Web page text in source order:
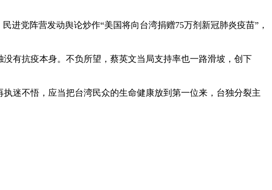
党阵营发动舆论炒作“美国将向台湾捐赠75万剂新冠肺炎疫苗”，
有抗疫本身。不负所望，蔡英文当局支持率也一路滑坡，创下
不悟，应当把台湾民众的生命健康放到第一位来，台独分裂主